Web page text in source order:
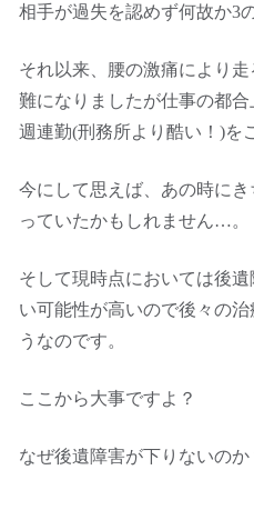
相手が過失を認めず何故か3
それ以来、腰の激痛により
難になりましたが仕事の都
週連勤(刑務所より酷い！)を
今にして思えば、あの時に
っていたかもしれません…。
そして現時点においては後
い可能性が高いので後々の
うなのです。
ここから大事ですよ？
なぜ後遺障害が下りないのか